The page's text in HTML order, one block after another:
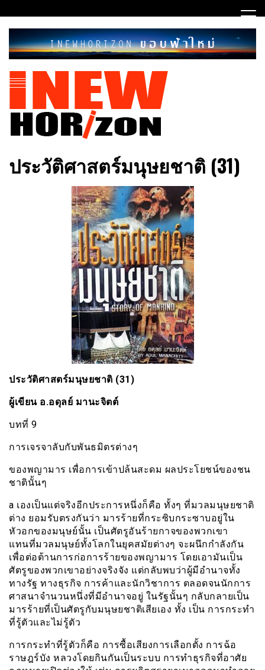
to
content
INEWHORIZON
ประวัติศาสตร์มนุษยชาติ (31)
ประวัติศาสตร์มนุษยชาติ (31)
ผู้เขียน อ.อดุลย์ มานะจิตต์
บทที่ 9
การเจรจาลับกับพันธมิตรต่างๆ
ของพญามาร เพื่อการเข้าปล้นสะดม ผลประโยชน์ของชน
ชาตินั้นๆ
a เองเป็นแต่จริงอีกประการหนึ่งก็คือ ทั้งๆ ที่มวลมนุษยชาติ
ต่าง ยอมรับตรงกันว่า มารร้ายที่กระซิบกระซาบอยู่ใน
หัวอกของมนุษย์นั้น เป็นศัตรูอันร้ายกาจของพวกเขา
แทนที่มวลมนุษย์ทั้งโลกในยุคสมัยต่างๆ จะผนึกกำลังกัน
เพื่อต่อต้านการก่อการร้ายของพญามาร โดยเอามันเป็น
ศัตรูของพวกเขาอย่างจริงจัง แต่กลับพบว่าผู้มีอำนาจทั้ง
ทางรัฐ ทางธุรกิจ การค้าและนักวิชาการ ตลอดจนนักการ
ศาสนาจำนวนหนึ่งที่มีอำนาจอยู่ ในรัฐนั้นๆ กลับกลายเป็น
มารร้ายที่เป็นศัตรูกับมนุษยชาติเสียเอง ทั้ง เป็น การกระทำ
ที่รู้ตัวและไม่รู้ตัว
การกระทำที่รู้ตัวก็คือ การซื้อเสียงการเลือกตั้ง การฉ้อ
ราษฎร์บัง หลวงโดยกินกันเป็นระบบ การทำธุรกิจที่อาศัย